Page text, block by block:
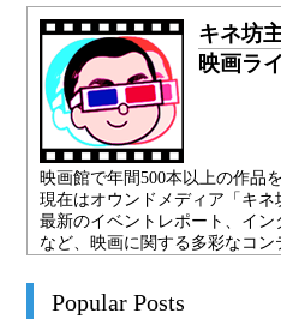
キネ坊
映画ラ
映画館で年間500本以上の作品
現在はオウンドメディア「キネ
最新のイベントレポート、イ
など、映画に関する多彩なコン
Popular Posts